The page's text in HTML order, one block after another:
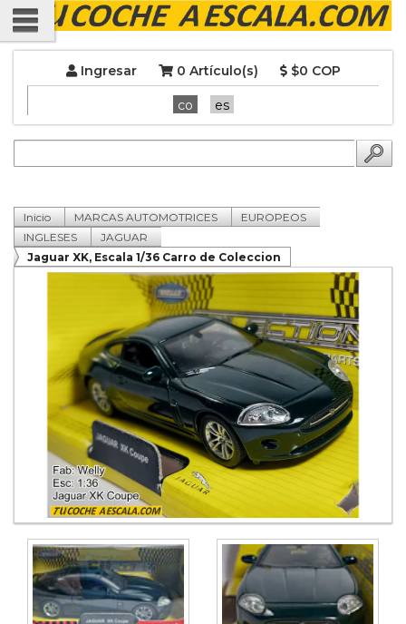
Ingresar 0 Artículo(s) $0 COP
co es
Inicio MARCAS AUTOMOTRICES
EUROPEOS
INGLESES
JAGUAR
Jaguar XK, Escala 1/36 Carro de Coleccion